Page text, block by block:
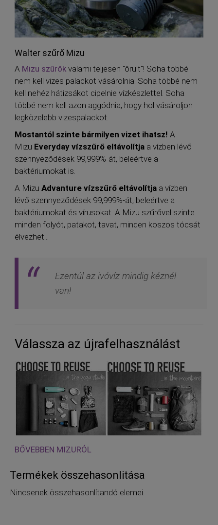
Walter szűrő Mizu
A Mizu szűrők valami teljesen "őrült"! Soha többé
nem kell vizes palackot vásárolnia. Soha többé nem
kell nehéz hátizsákot cipelnie vízkészlettel. Soha
többé nem kell azon aggódnia, hogy hol vásároljon
legközelebb vizespalackot.
Mostantól szinte bármilyen vizet ihatsz! A
Mizu Everyday vízszűrő eltávolítja a vízben lévő
szennyeződések 99,999%-át, beleértve a
baktériumokat is.
A Mizu Advanture vízszűrő eltávolítja a vízben
lévő szennyeződések 99,999%-át, beleértve a
baktériumokat és vírusokat. A Mizu szűrővel szinte
minden folyót, patakot, tavat, minden koszos tócsát
élvezhet...
Ezentúl az ivóvíz mindig kéznél
van!
Válassza az újrafelhasználást
BŐVEBBEN MIZURÓL
Termékek összehasonlitása
Nincsenek összehasonlítandó elemei.